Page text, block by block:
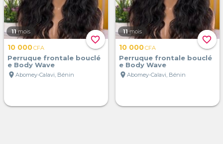
favorite_border
11 mois
10 000CFA
Perruque frontale bouclé
e Body Wave
location_on Abomey-Calavi, Bénin
favorite_border
11 mois
10 000CFA
Perruque frontale bouclé
e Body Wave
location_on Abomey-Calavi, Bénin